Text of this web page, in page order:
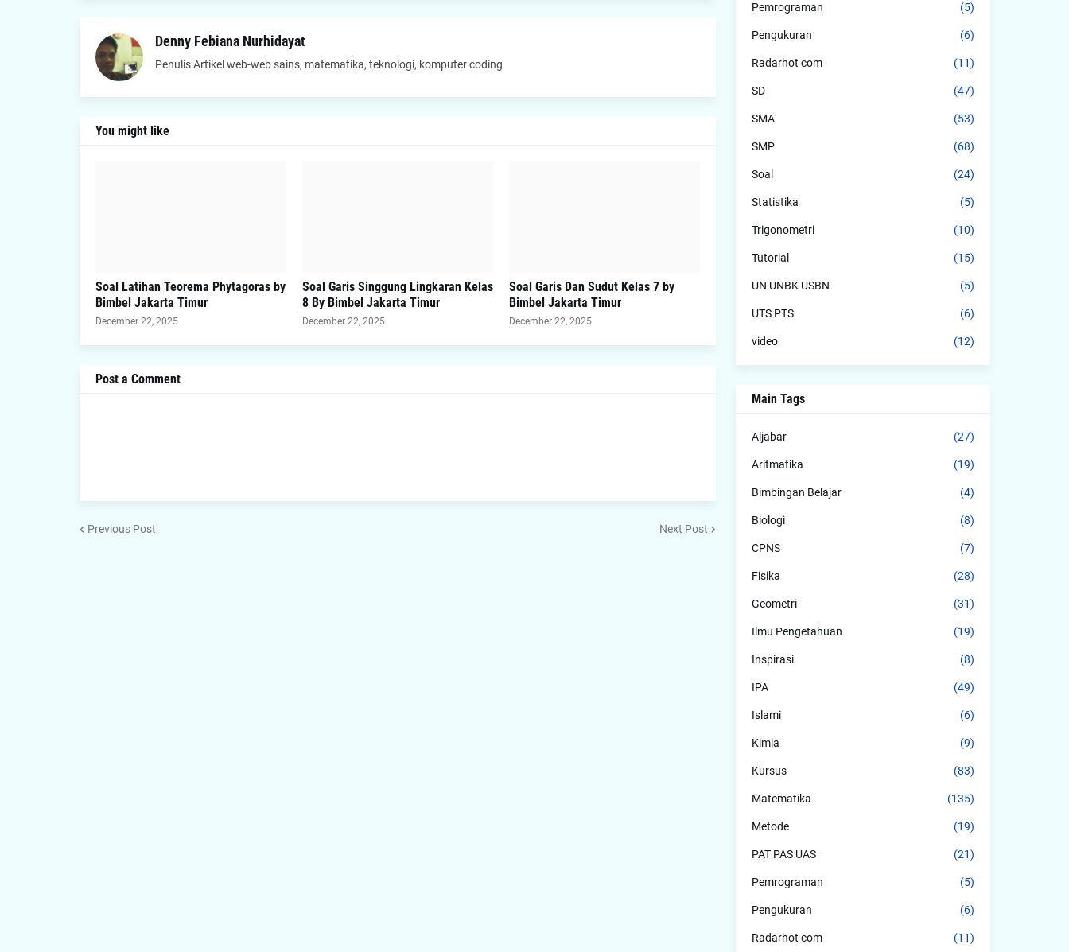
Denny Febiana Nurhidayat
Penulis Artikel web-web sains, matematika, teknologi, komputer coding
You might like
Soal Latihan Teorema Phytagoras by
Bimbel Jakarta Timur
December 22, 2025
Soal Garis Singgung Lingkaran Kelas
8 By Bimbel Jakarta Timur
December 22, 2025
Soal Garis Dan Sudut Kelas 7 by
Bimbel Jakarta Timur
December 22, 2025
Post a Comment
Previous Post Next Post
Pemrograman (5)
Pengukuran (6)
Radarhot com (11)
SD (47)
SMA (53)
SMP (68)
Soal (24)
Statistika (5)
Trigonometri (10)
Tutorial (15)
UN UNBK USBN (5)
UTS PTS (6)
video (12)
Main Tags
Aljabar (27)
Aritmatika (19)
Bimbingan Belajar (4)
Biologi (8)
CPNS (7)
Fisika (28)
Geometri (31)
Ilmu Pengetahuan (19)
Inspirasi (8)
IPA (49)
Islami (6)
Kimia (9)
Kursus (83)
Matematika (135)
Metode (19)
PAT PAS UAS (21)
Pemrograman (5)
Pengukuran (6)
Radarhot com (11)